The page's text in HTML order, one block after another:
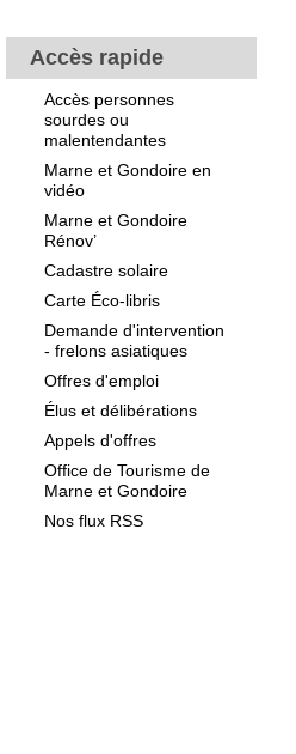
Accès rapide
Accès personnes
sourdes ou
malentendantes
Marne et Gondoire en
vidéo
Marne et Gondoire
Rénov’
Cadastre solaire
Carte Éco-libris
Demande d'intervention
- frelons asiatiques
Offres d'emploi
Élus et délibérations
Appels d'offres
Office de Tourisme de
Marne et Gondoire
Nos flux RSS